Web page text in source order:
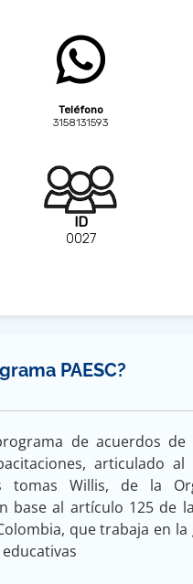
Teléfono
3158131593
ID
0027
PAESC?
de acuerdos de
articulado
tomas Willis, de la
base al artículo 125 de
que trabaja en